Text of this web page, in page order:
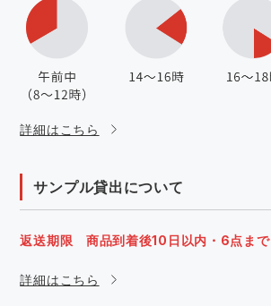
詳細はこちら
サンプル貸出について
返送期限 商品到着後10日以内・6点まで
詳細はこちら